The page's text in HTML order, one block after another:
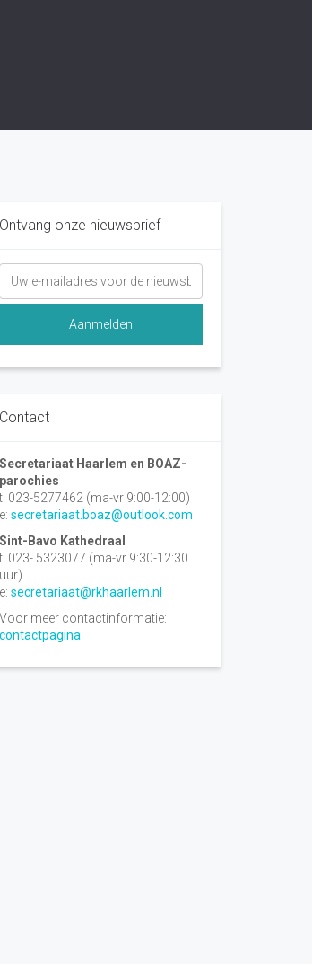
Ontvang onze nieuwsbrief
Contact
Secretariaat Haarlem en BOAZ-
parochies
023-5277462 (ma-vr 9:00-12:00)
e: secretariaat.boaz@outlook.com
Sint-Bavo Kathedraal
023- 5323077 (ma-vr 9:30-12:30
uur)
e: secretariaat@rkhaarlem.nl
Voor meer contactinformatie:
contactpagina